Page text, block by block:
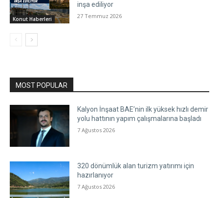
Konut Haberleri
inşa ediliyor
27 Temmuz 2026
MOST POPULAR
Kalyon İnşaat BAE’nin ilk yüksek hızlı demir
yolu hattının yapım çalışmalarına başladı
7 Ağustos 2026
320 dönümlük alan turizm yatırımı için
hazırlanıyor
7 Ağustos 2026